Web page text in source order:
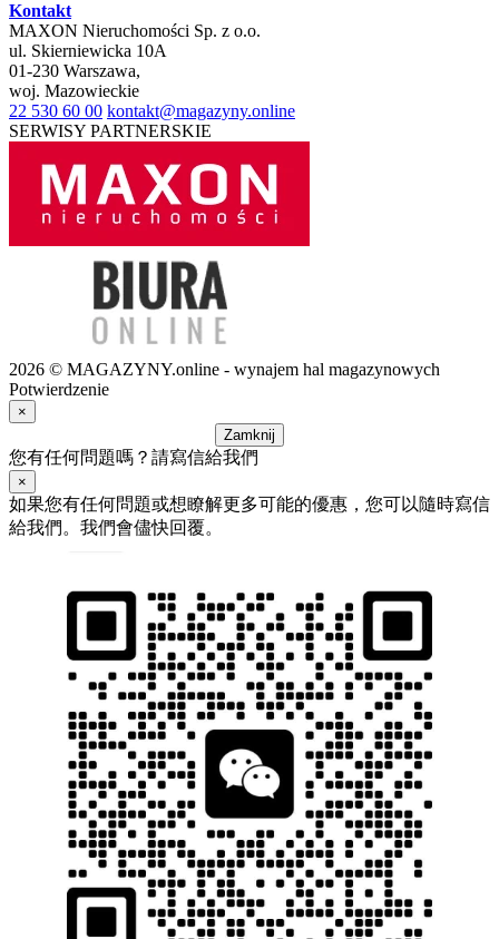
Kontakt
MAXON Nieruchomości Sp. z o.o.
ul. Skierniewicka 10A
01-230 Warszawa,
woj. Mazowieckie
22 530 60 00 kontakt@magazyny.online
SERWISY PARTNERSKIE
2026 © MAGAZYNY.online - wynajem hal magazynowych
Potwierdzenie
×
Zamknij
您有任何問題嗎？請寫信給我們
×
如果您有任何問題或想瞭解更多可能的優惠，您可以隨時寫信
給我們。我們會儘快回覆。